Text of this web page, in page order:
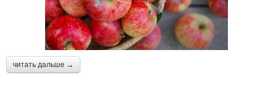
читать дальше →